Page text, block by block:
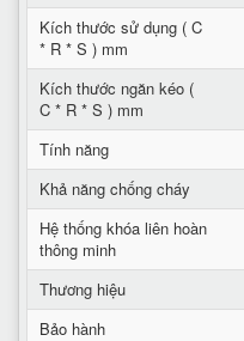
Kích thước sử dụng ( C
* R * S ) mm
Kích thước ngăn kéo (
C * R * S ) mm
Tính năng
Khả năng chống cháy
Hệ thống khóa liên hoàn
thông minh
Thương hiệu
Bảo hành